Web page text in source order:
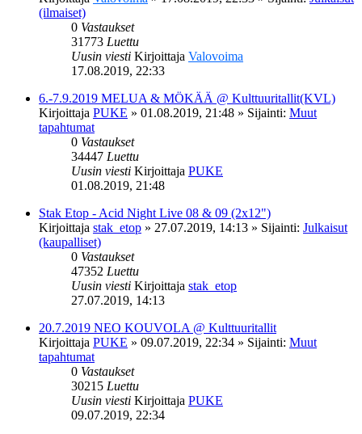
(ilmaiset)
0 Vastaukset
31773 Luettu
Uusin viesti Kirjoittaja Valovoima
17.08.2019, 22:33
6.-7.9.2019 MELUA & MÖKÄÄ @ Kulttuuritallit(KVL)
Kirjoittaja PUKE » 01.08.2019, 21:48 » Sijainti: Muut
tapahtumat
0 Vastaukset
34447 Luettu
Uusin viesti Kirjoittaja PUKE
01.08.2019, 21:48
Stak Etop - Acid Night Live 08 & 09 (2x12")
Kirjoittaja stak_etop » 27.07.2019, 14:13 » Sijainti: Julkaisut
(kaupalliset)
0 Vastaukset
47352 Luettu
Uusin viesti Kirjoittaja stak_etop
27.07.2019, 14:13
20.7.2019 NEO KOUVOLA @ Kulttuuritallit
Kirjoittaja PUKE » 09.07.2019, 22:34 » Sijainti: Muut
tapahtumat
0 Vastaukset
30215 Luettu
Uusin viesti Kirjoittaja PUKE
09.07.2019, 22:34